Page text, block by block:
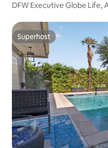
DFW Executive Globe Life,
Superhost
Superhost